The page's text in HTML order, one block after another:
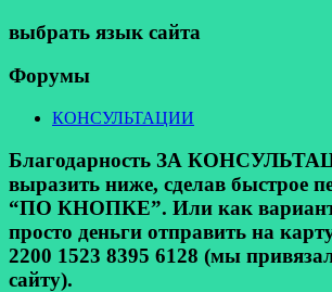
выбрать язык сайта
Форумы
КОНСУЛЬТАЦИИ
Благодарность ЗА
выразить ниже, сделав быстрое
“ПО КНОПКЕ”. Или как
просто деньги отправить на
2200 1523 8395 6128 (мы
сайту).